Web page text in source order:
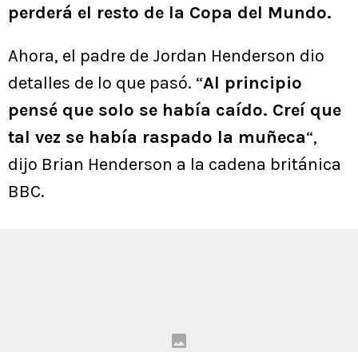
perderá el resto de la Copa del Mundo.
Ahora, el padre de Jordan Henderson dio
detalles de lo que pasó. “Al principio
pensé que solo se había caído. Creí que
tal vez se había raspado la muñeca“,
dijo Brian Henderson a la cadena británica
BBC.